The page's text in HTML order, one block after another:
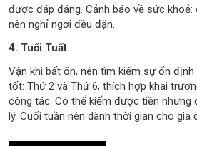
được đáp đáng. Cảnh báo về sức
nên nghỉ ngơi đều đặn.
4. Tuổi Tuất
Vận khi bất ổn, nên tìm kiếm sự ổn định
tốt: Thứ 2 và Thứ 6, thích hợp khai
công tác. Có thể kiếm được tiền nhưng
lý. Cuối tuần nên dành thời gian cho gia